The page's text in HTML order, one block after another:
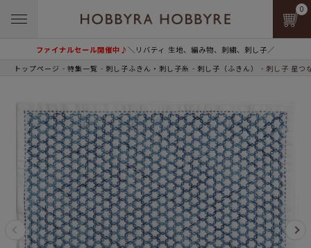
ファイナルセール開催中♪＼リバティ 生地、編み物、刺繍、刺し子／
0
トップページ 特集一覧 刺し子ふきん・刺し子糸 刺し子（ふきん） 刺し子 星つ